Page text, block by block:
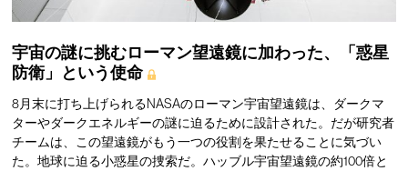
宇宙の謎に挑むローマン望遠鏡に加わった、「惑星
防衛」という使命
8月末に打ち上げられるNASAのローマン宇宙望遠鏡は、ダークマ
ターやダークエネルギーの謎に迫るために設計された。だが研究者
チームは、この望遠鏡がもう一つの役割を果たせることに気づい
た。地球に迫る小惑星の捜索だ。ハッブル宇宙望遠鏡の約100倍と